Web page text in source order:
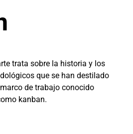
trata sobre la historia y los
que se han destilado
de trabajo conocido
kanban.